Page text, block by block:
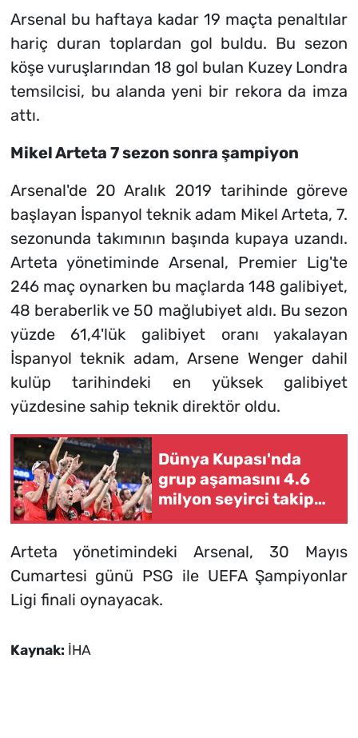
Arsenal bu haftaya kadar 19 maçta penaltılar
hariç duran toplardan gol buldu. Bu sezon
köşe vuruşlarından 18 gol bulan Kuzey Londra
temsilcisi, bu alanda yeni bir rekora da imza
attı.
Mikel Arteta 7 sezon sonra şampiyon
Arsenal'de 20 Aralık 2019 tarihinde göreve
başlayan İspanyol teknik adam Mikel Arteta, 7.
sezonunda takımının başında kupaya uzandı.
Arteta yönetiminde Arsenal, Premier Lig'te
246 maç oynarken bu maçlarda 148 galibiyet,
48 beraberlik ve 50 mağlubiyet aldı. Bu sezon
yüzde 61,4'lük galibiyet oranı yakalayan
İspanyol teknik adam, Arsene Wenger dahil
kulüp tarihindeki en yüksek galibiyet
yüzdesine sahip teknik direktör oldu.
Dünya Kupası'nda
grup aşamasını 4.6
milyon seyirci takip
Arteta yönetimindeki Arsenal, 30 Mayıs
Cumartesi günü PSG ile UEFA Şampiyonlar
Ligi finali oynayacak.
Kaynak: İHA